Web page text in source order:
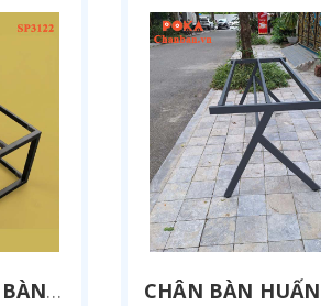
GIA CÔNG KHUNG BÀN GIÁM ĐỐC 50X50 KT 900X2400 SP3122